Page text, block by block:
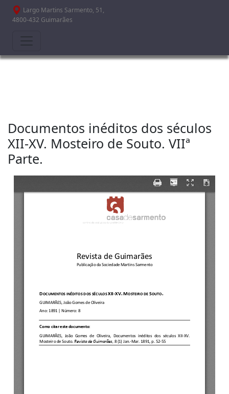
Passar para o conteúdo principal
Largo Martins Sarmento, 51,
4800-432 Guimarães
Documentos inéditos dos séculos
XII-XV. Mosteiro de Souto. VIIª
Parte.